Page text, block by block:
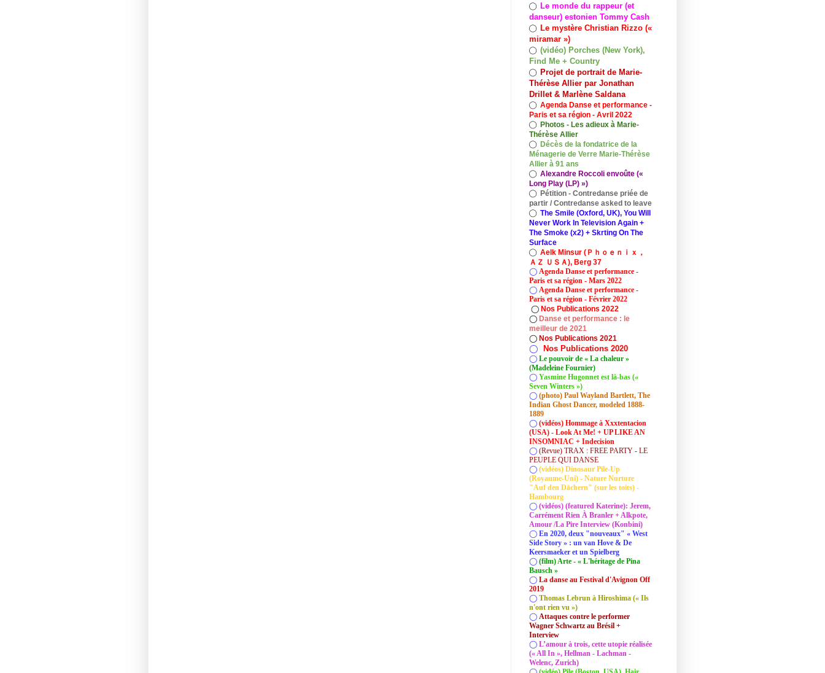
◯ Le monde du rappeur (et
danseur) estonien Tommy Cash
◯ Le mystère Christian Rizzo («
miramar »)
◯ (vidéo) Porches (New York),
Find Me + Country
◯ Projet de portrait de Marie-
Thérèse Allier par Jonathan
Drillet & Marlène Saldana
◯ Agenda Danse et performance -
Paris et sa région - Avril 2022
◯ Photos - Les adieux à Marie-
Thérèse Allier
◯ Décès de la fondatrice de la
Ménagerie de Verre Marie-Thérèse
Allier à 91 ans
◯ Alexandre Roccoli envoûte («
Long Play (LP) »)
◯ Pétition - Contredanse priée de
partir / Contredanse asked to leave
◯ The Smile (Oxford, UK), You Will
Never Work In Television Again +
The Smoke (x2) + Skrting On The
Surface
◯ Aelk Minsur (Ｐｈｏｅｎｉｘ，
ＡＺ ＵＳＡ), Berg 37
◯ Agenda Danse et performance -
Paris et sa région - Mars 2022
◯ Agenda Danse et performance -
Paris et sa région - Février 2022
◯ Nos Publications 2022
◯ Danse et performance : le
meilleur de 2021
◯ Nos Publications 2021
◯ Nos Publications 2020
◯ Le pouvoir de « La chaleur »
(Madeleine Fournier)
◯ Yasmine Hugonnet est là-bas («
Seven Winters »)
◯ (photo) Paul Wayland Bartlett, The
Indian Ghost Dancer, modeled 1888-
1889
◯ (vidéos) Hommage à Xxxtentacion
(USA) - Look At Me! + UP LIKE AN
INSOMNIAC + Indecision
◯ (Revue) TRAX : FREE PARTY - LE
PEUPLE QUI DANSE
◯ (vidéos) Dinosaur Pile-Up
(Royaume-Uni) - Nature Nurture
"Auf den Dächern" (sur les toits) -
Hambourg
◯ (vidéos) (featured Katerine): Jerem,
Carrément Rien À Branler + Alkpote,
Amour /La Pire Interview (Konbini)
◯ En 2020, deux "nouveaux" « West
Side Story » : un van Hove & De
Keersmaeker et un Spielberg
◯ (film) Arte - « L'héritage de Pina
Bausch »
◯ La danse au Festival d'Avignon Off
2019
◯ Thomas Lebrun à Hiroshima (« Ils
n'ont rien vu »)
◯ Attaques contre le performer
Wagner Schwartz au Brésil +
Interview
◯ L’amour à trois, cette utopie réalisée
(« All In », Hellman - Lachman -
Welenc, Zurich)